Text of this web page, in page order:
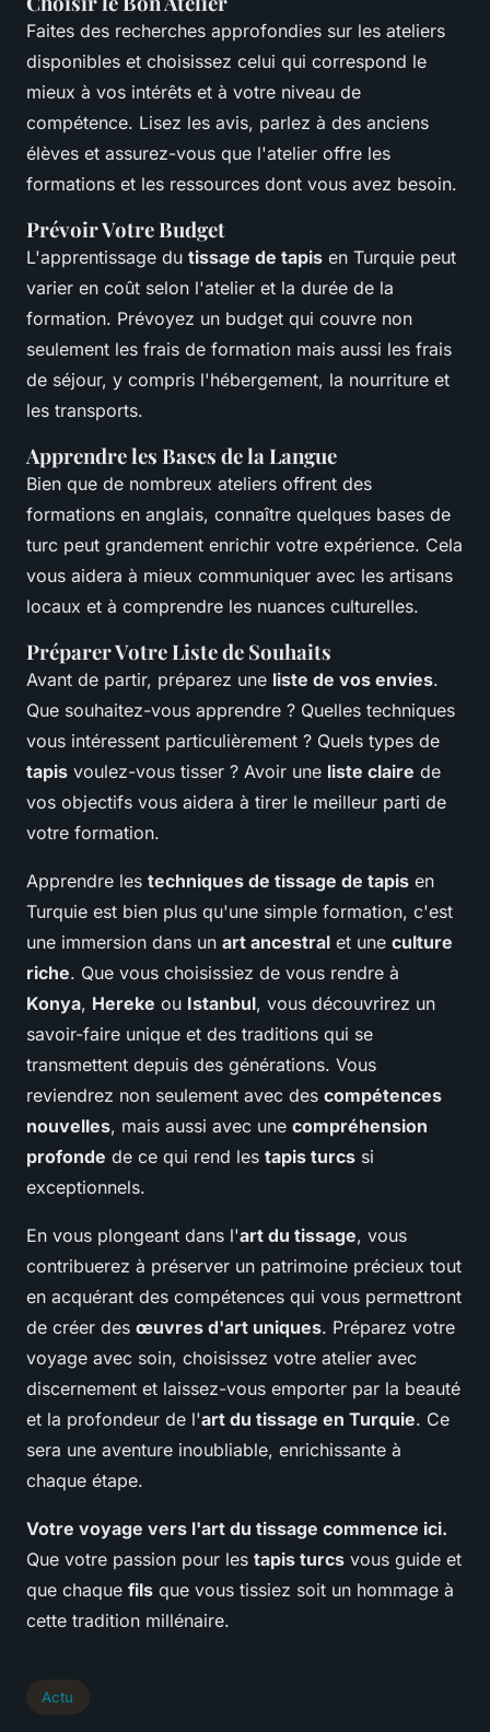
Faites des recherches approfondies sur les ateliers
disponibles et choisissez celui qui correspond le
mieux à vos intérêts et à votre niveau de
compétence. Lisez les avis, parlez à des anciens
élèves et assurez-vous que l'atelier offre les
formations et les ressources dont vous avez besoin.
Prévoir Votre Budget
L'apprentissage du tissage de tapis en Turquie peut
varier en coût selon l'atelier et la durée de la
formation. Prévoyez un budget qui couvre non
seulement les frais de formation mais aussi les frais
de séjour, y compris l'hébergement, la nourriture et
les transports.
Apprendre les Bases de la Langue
Bien que de nombreux ateliers offrent des
formations en anglais, connaître quelques bases de
turc peut grandement enrichir votre expérience. Cela
vous aidera à mieux communiquer avec les artisans
locaux et à comprendre les nuances culturelles.
Préparer Votre Liste de Souhaits
Avant de partir, préparez une liste de vos envies.
Que souhaitez-vous apprendre ? Quelles techniques
vous intéressent particulièrement ? Quels types de
tapis voulez-vous tisser ? Avoir une liste claire de
vos objectifs vous aidera à tirer le meilleur parti de
votre formation.
Apprendre les techniques de tissage de tapis en
Turquie est bien plus qu'une simple formation, c'est
une immersion dans un art ancestral et une culture
riche. Que vous choisissiez de vous rendre à
Konya, Hereke ou Istanbul, vous découvrirez un
savoir-faire unique et des traditions qui se
transmettent depuis des générations. Vous
reviendrez non seulement avec des compétences
nouvelles, mais aussi avec une compréhension
profonde de ce qui rend les tapis turcs si
exceptionnels.
En vous plongeant dans l'art du tissage, vous
contribuerez à préserver un patrimoine précieux tout
en acquérant des compétences qui vous permettront
de créer des œuvres d'art uniques. Préparez votre
voyage avec soin, choisissez votre atelier avec
discernement et laissez-vous emporter par la beauté
et la profondeur de l'art du tissage en Turquie. Ce
sera une aventure inoubliable, enrichissante à
chaque étape.
Votre voyage vers l'art du tissage commence ici.
Que votre passion pour les tapis turcs vous guide et
que chaque fils que vous tissiez soit un hommage à
cette tradition millénaire.
Actu